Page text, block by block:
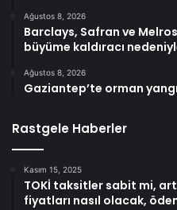
Ağustos 8, 2026
Barclays, Safran ve
büyüme kaldıracı
Ağustos 8, 2026
Gaziantep’te orman
Rastgele Haberler
Kasım 15, 2025
TOKİ taksitler sabit mi,
fiyatları nasıl olacak,